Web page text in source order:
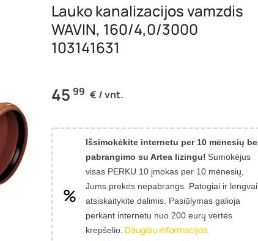
Lauko kanalizacijos vamzdis
WAVIN, 160/4,0/3000
103141631
45 99 € / vnt.
Išsimokėkite internetu per 10 mėnesių be
pabrangimo su Artea lizingu! Sumokėjus
visas PERKU 10 įmokas per 10 mėnesių,
Jums prekės nepabrangs. Patogiai ir lengvai
atsiskaitykite dalimis. Pasiūlymas galioja
perkant internetu nuo 200 eurų vertės
krepšelio. Daugiau informacijos.